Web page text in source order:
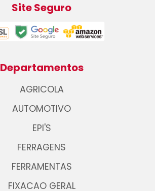
Site Seguro
Departamentos
AGRICOLA
AUTOMOTIVO
EPI'S
FERRAGENS
FERRAMENTAS
FIXACAO GERAL